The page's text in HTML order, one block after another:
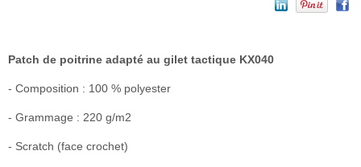
Patch de poitrine adapté au gilet tactique KX040
- Composition : 100 % polyester
- Grammage : 220 g/m2
- Scratch (face crochet)